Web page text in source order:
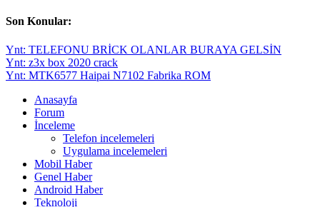
Son Konular:
Ynt: TELEFONU BRİCK OLANLAR BURAYA GELSİN
Ynt: z3x box 2020 crack
Ynt: MTK6577 Haipai N7102 Fabrika ROM
Anasayfa
Forum
İnceleme
Telefon incelemeleri
Uygulama incelemeleri
Mobil Haber
Genel Haber
Android Haber
Teknoloji